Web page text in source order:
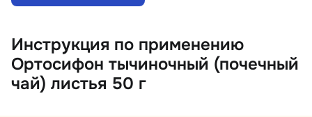
Инструкция по применению
Ортосифон тычиночный (почечный
чай) листья 50 г